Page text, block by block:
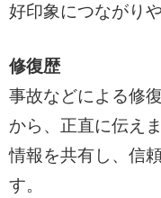
好印象につながり
修復歴
事故などによる修
から、正直に伝え
情報を共有し、信
す。